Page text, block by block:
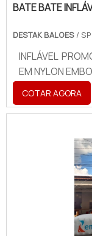
BATE BATE
DESTAK BALOES / SP
INFLÁVEL
EM NYLON
COTAR AGORA